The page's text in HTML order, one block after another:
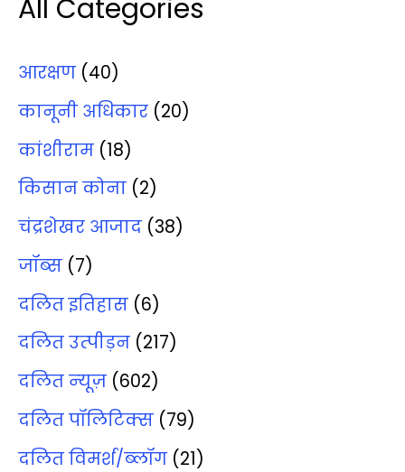
All Categories
आरक्षण (40)
कानूनी अधिकार (20)
कांशीराम (18)
किसान कोना (2)
चंद्रशेखर आजाद (38)
जॉब्‍स (7)
दलित इतिहास (6)
दलित उत्‍पीड़न (217)
दलित न्‍यूज़ (602)
दलित पॉलिटिक्‍स (79)
दलित विमर्श/ब्‍लॉग (21)